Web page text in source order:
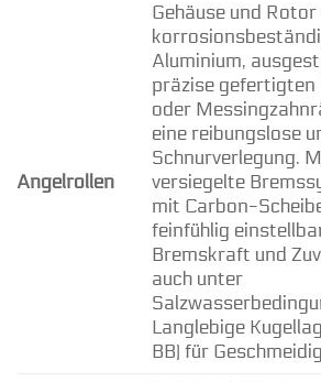
Angelrollen
Gehäuse und Rotor
Aluminium,
präzise
oder
eine reibungslose
Schnurverlegung.
versiegelte
mit Carbon-
feinfühlig
Bremskraft und
auch unter
Langlebige
BB) für